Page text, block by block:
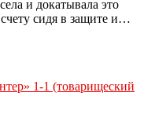
и докатывала это
сидя в защите и…
1-1 (товарищеский